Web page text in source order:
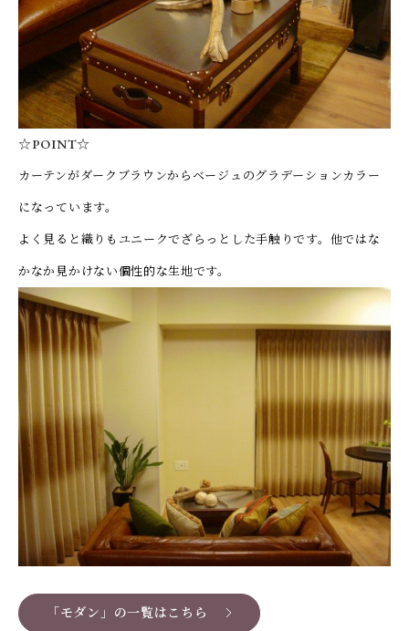
☆POINT☆
カーテンがダークブラウンからベージュのグラデーションカラー
になっています。
よく見ると織りもユニークでざらっとした手触りです。他ではな
かなか見かけない個性的な生地です。
「モダン」の一覧はこちら